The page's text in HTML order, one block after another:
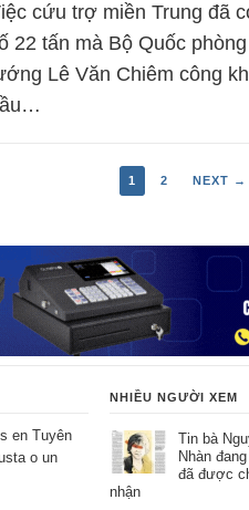
cứu trợ miền Trung đã
22 tấn mà Bộ Quốc
Lê Văn Chiêm công
1 2 NEXT →
en Tuyên
o un
NHIỀU NGƯỜI XEM
Tin bà
Nhàn
đã được
nhận